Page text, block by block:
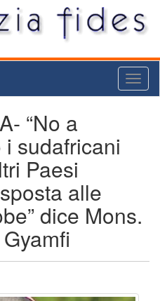
“No a
sudafricani
Paesi
alle
dice Mons.